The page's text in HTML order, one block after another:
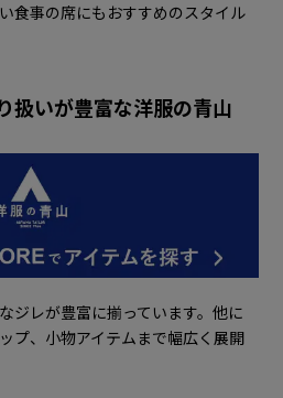
食事の席にもおすすめのスタイル
扱いが豊富な洋服の青山
ジレが豊富に揃っています。他に
プ、小物アイテムまで幅広く展開